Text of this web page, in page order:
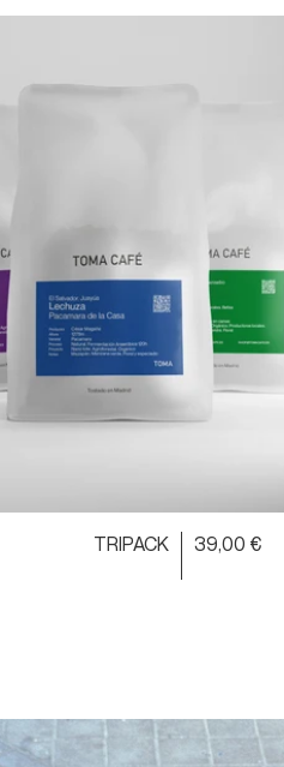
TRIPACK 39,00 €